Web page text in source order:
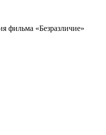
фильма «Безразличие»